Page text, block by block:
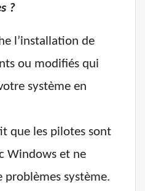
?
l’installation de
ou modifiés qui
système en
que les pilotes sont
Windows et ne
problèmes système.